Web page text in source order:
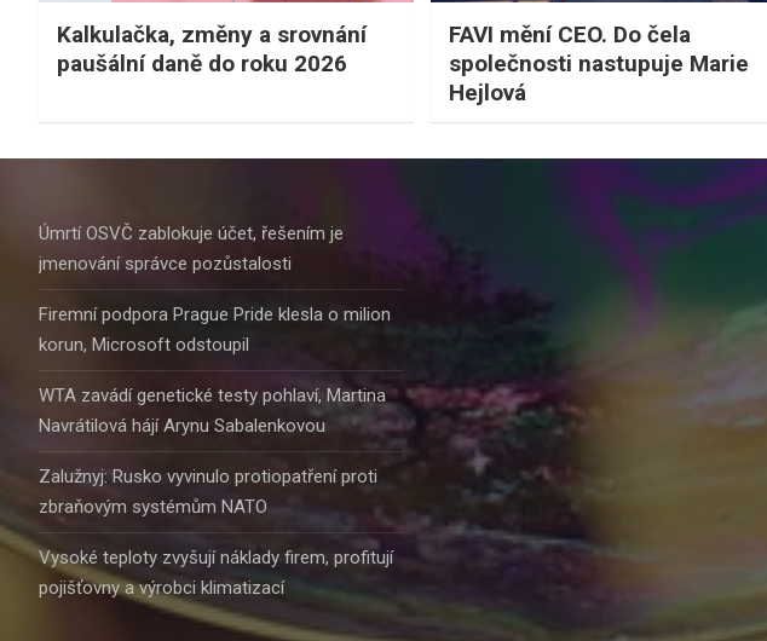
Kalkulačka, změny a srovnání
paušální daně do roku 2026
FAVI mění CEO. Do čela
společnosti nastupuje Marie
Hejlová
Úmrtí OSVČ zablokuje účet, řešením je
jmenování správce pozůstalosti
Firemní podpora Prague Pride klesla o milion
korun, Microsoft odstoupil
WTA zavádí genetické testy pohlaví, Martina
Navrátilová hájí Arynu Sabalenkovou
Zalužnyj: Rusko vyvinulo protiopatření proti
zbraňovým systémům NATO
Vysoké teploty zvyšují náklady firem, profitují
pojišťovny a výrobci klimatizací